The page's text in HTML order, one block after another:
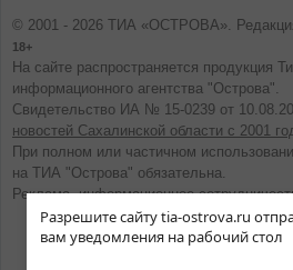
Разрешите сайту tia-ostrova.ru
вам уведомления на рабочий стол
© 2001 - 2026 ТИА «ОСТРОВА».
18+
На сайте распространяется продукция
информационного агентства "Острова".
Свидетельство ИА № 15-0239 от
новостей Сахалинской области с 2001
При полном или частичном
на ТИА "Острова" обязательна.
Реклама, информационное